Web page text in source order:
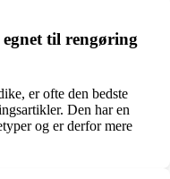
til rengøring
er ofte den bedste
Den har en
og er derfor mere